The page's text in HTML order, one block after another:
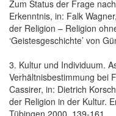
Zum Status der Frage
Erkenntnis, in: Falk
der Religion – Religion
‘Geistesgeschichte’ von
3. Kultur und Individuum.
Verhältnisbestimmung bei
Cassirer, in: Dietrich
der Religion in der Kultur.
Tübingen 2000, 139-161.